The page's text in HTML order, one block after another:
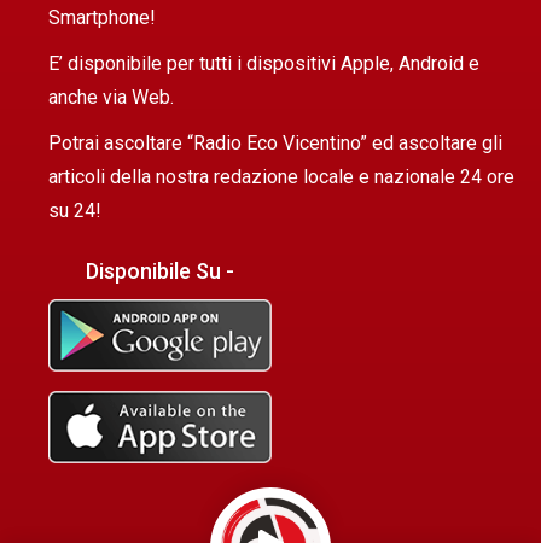
Smartphone!
E’ disponibile per tutti i dispositivi Apple, Android e
anche via Web.
Potrai ascoltare “Radio Eco Vicentino” ed ascoltare gli
articoli della nostra redazione locale e nazionale 24 ore
su 24!
Disponibile Su -